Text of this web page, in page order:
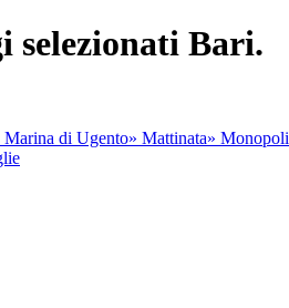
selezionati Bari.
Marina di Ugento» Mattinata» Monopoli